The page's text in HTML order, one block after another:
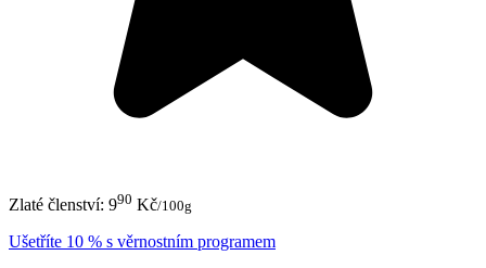
Zlaté členství: 990 Kč/100g
Ušetříte 10 % s věrnostním programem